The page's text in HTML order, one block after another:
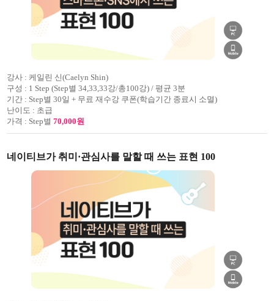
강사 : 케일린 신(Caelyn Shin)
구성 : 1 Step (Step별 34,33,33강/총100강) / 평균 3분
기간 : Step별 30일 + 무료 재수강 쿠폰(학습기간 종료시 소멸)
난이도 : 초급
가격 : Step별 70,000원
네이티브가 취미·관심사를 말할 때 쓰는 표현 100